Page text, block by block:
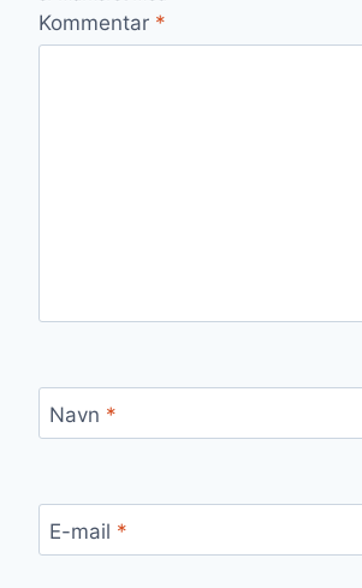
Kommentar *
Navn *
E-mail *